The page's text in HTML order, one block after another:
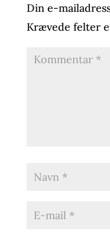
Din e-
Krævede felter